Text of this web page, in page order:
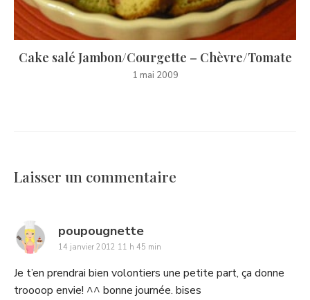
Cake salé Jambon/Courgette – Chèvre/Tomate
1 mai 2009
Laisser un commentaire
poupougnettesays:
14 janvier 2012 11 h 45 min
Je t’en prendrai bien volontiers une petite part, ça donne
troooop envie! ^^ bonne journée. bises